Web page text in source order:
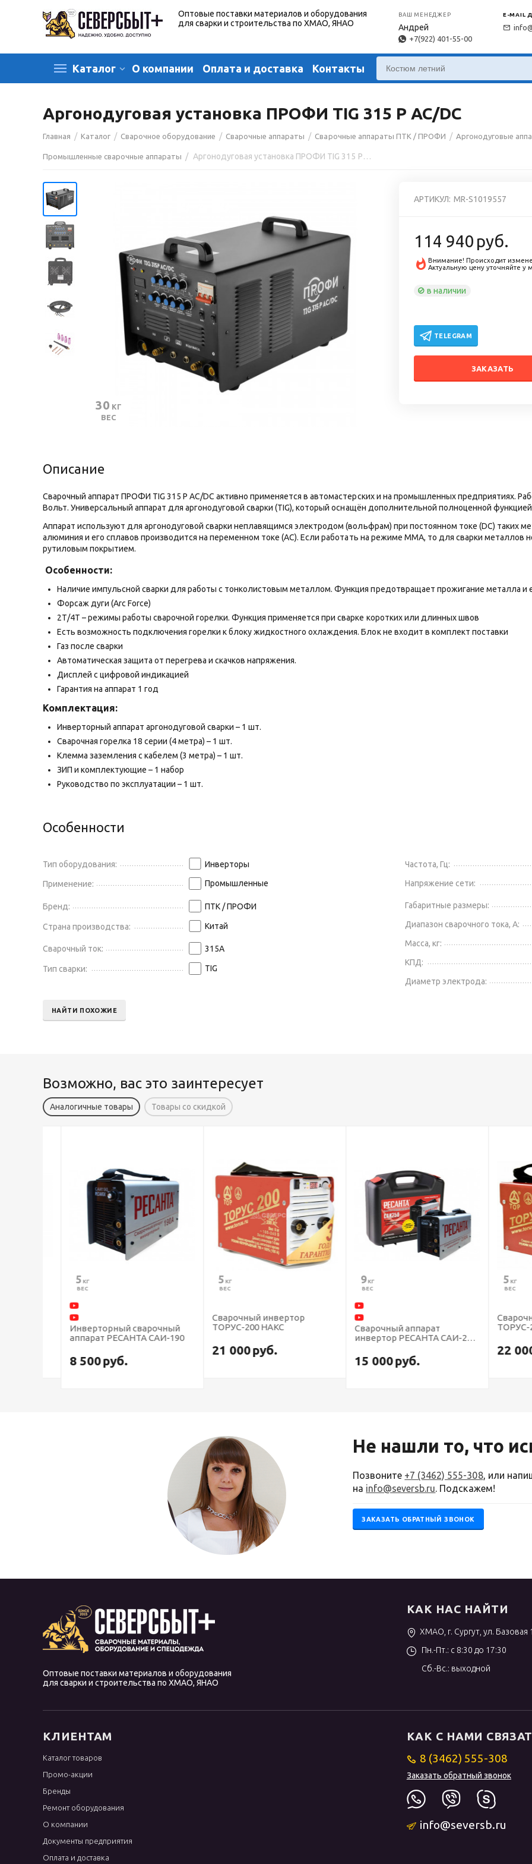
Оптовые поставки материалов и оборудования
для сварки и строительства по ХМАО, ЯНАО
ВАШ МЕНЕДЖЕР
Андрей
+7(922) 401-55-00
E-MAIL
Каталог О компании Оплата и доставка Контакты
Аргонодуговая установка ПРОФИ TIG 315 P AC/DC
Главная / Каталог / Сварочное оборудование / Сварочные аппараты / Сварочные аппараты ПТК / ПРОФИ / Аргонодуговые
Промышленные сварочные аппараты / Аргонодуговая установка ПРОФИ TIG 315 P AC/DC
АРТИКУЛ: MR-S1019557
114 940 руб.
Внимание! Происходит
Актуальную цену уточняйте у
в наличии
TELEGRAM
ЗАКАЗАТЬ
Описание
Сварочный аппарат ПРОФИ TIG 315 P AC/DC активно применяется в автомастерских и на промышленных предприятиях.
Вольт. Универсальный аппарат для аргонодуговой сварки (TIG), который оснащён дополнительной полноценной функцией
Аппарат используют для аргонодуговой сварки неплавящимся электродом (вольфрам) при постоянном токе (DС) таких
алюминия и его сплавов производится на переменном токе (AC). Если работать на режиме MMА, то для сварки
рутиловым покрытием.
Особенности:
Наличие импульсной сварки для работы с тонколистовым металлом. Функция предотвращает прожигание металла
Форсаж дуги (Arc Force)
2Т/4Т – режимы работы сварочной горелки. Функция применяется при сварке коротких или длинных швов
Есть возможность подключения горелки к блоку жидкостного охлаждения. Блок не входит в комплект поставки
Газ после сварки
Автоматическая защита от перегрева и скачков напряжения.
Дисплей с цифровой индикацией
Гарантия на аппарат 1 год
Комплектация:
Инверторный аппарат аргонодуговой сварки – 1 шт.
Сварочная горелка 18 серии (4 метра) – 1 шт.
Клемма заземления с кабелем (3 метра) – 1 шт.
ЗИП и комплектующие – 1 набор
Руководство по эксплуатации – 1 шт.
Особенности
Тип оборудования: Инверторы
Применение: Промышленные
Бренд: ПТК / ПРОФИ
Страна производства: Китай
Сварочный ток: 315А
Тип сварки: TIG
Частота, Гц:
Напряжение сети:
Габаритные размеры:
Диапазон сварочного тока, А:
Масса, кг:
КПД:
Диаметр электрода:
НАЙТИ ПОХОЖИЕ
Возможно, вас это заинтересует
Аналогичные товары Товары со скидкой
Инверторный сварочный
аппарат РЕСАНТА САИ-190
8 500руб.
Сварочный инвертор
ТОРУС-200 НАКС
21 000руб.
Сварочный аппарат
инвертор РЕСАНТА САИ-250
15 000руб.
Сварочный
ТОРУС-200С
22 000
Не нашли то, что
Позвоните +7 (3462) 555-308, или
на info@seversb.ru. Подскажем!
ЗАКАЗАТЬ ОБРАТНЫЙ ЗВОНОК
Оптовые поставки материалов и оборудования
для сварки и строительства по ХМАО, ЯНАО
КАК НАС НАЙТИ
ХМАО, г. Сургут, ул. Базовая
Пн.-Пт.: с 8:30 до 17:30
Сб.-Вс.: выходной
КЛИЕНТАМ
Каталог товаров
Промо-акции
Бренды
Ремонт оборудования
О компании
Документы предприятия
Оплата и доставка
КАК С НАМИ
8 (3462) 555-308
Заказать обратный звонок
info@seversb.ru